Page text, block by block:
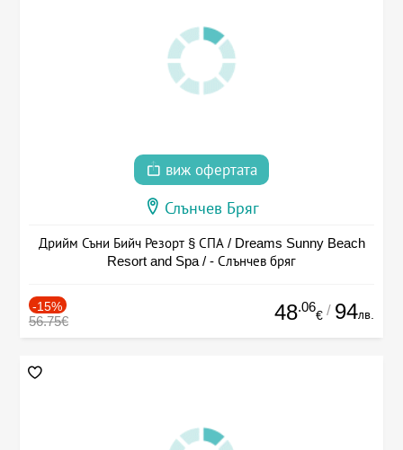
виж офертата
Слънчев Бряг
Дрийм Съни Бийч Резорт § СПА / Dreams Sunny Beach
Resort and Spa / - Слънчев бряг
-15%
56.75€ 48.06
€ / 94лв.